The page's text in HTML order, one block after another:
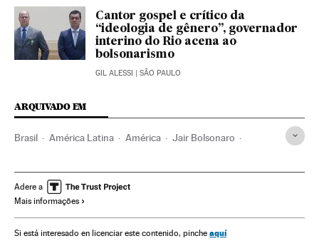
Cantor gospel e crítico da
“ideologia de gênero”, governador
interino do Rio acena ao
bolsonarismo
GIL ALESSI | SÃO PAULO
ARQUIVADO EM
Brasil América Latina América Jair Bolsonaro
Rio de Janeiro Corrupção
Impeachment
Delitos Coronavirus Pandemia Coronavirus Covid-19
Adere a
Mais informações
Si está interesado en licenciar este contenido, pinche aquí